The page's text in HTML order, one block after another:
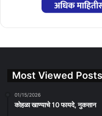
Most Viewed Posts
01/15/2026
कोहळा खाण्याचे 10 फायदे, नुकसान